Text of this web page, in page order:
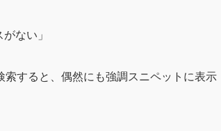
ない」
すると、偶然にも強調スニペットに表示